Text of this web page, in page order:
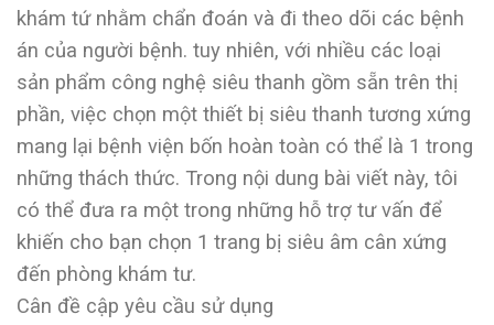
khám tứ nhằm chẩn đoán và đi theo dõi các bệnh
án của người bệnh. tuy nhiên, với nhiều các loại
sản phẩm công nghệ siêu thanh gồm sẵn trên thị
phần, việc chọn một thiết bị siêu thanh tương xứng
mang lại bệnh viện bốn hoàn toàn có thể là 1 trong
những thách thức. Trong nội dung bài viết này, tôi
có thể đưa ra một trong những hỗ trợ tư vấn để
khiến cho bạn chọn 1 trang bị siêu âm cân xứng
đến phòng khám tư.
Cân đề cập yêu cầu sử dụng